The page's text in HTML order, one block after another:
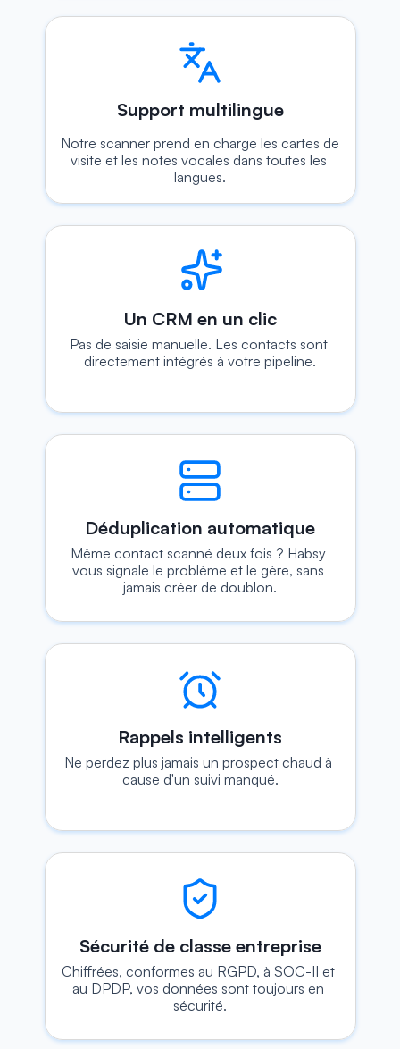
Support multilingue
Notre scanner prend en charge les cartes de
visite et les notes vocales dans toutes les
langues.
Un CRM en un clic
Pas de saisie manuelle. Les contacts sont
directement intégrés à votre pipeline.
Déduplication automatique
Même contact scanné deux fois ? Habsy
vous signale le problème et le gère, sans
jamais créer de doublon.
Rappels intelligents
Ne perdez plus jamais un prospect chaud à
cause d'un suivi manqué.
Sécurité de classe entreprise
Chiffrées, conformes au RGPD, à SOC-II et
au DPDP, vos données sont toujours en
sécurité.